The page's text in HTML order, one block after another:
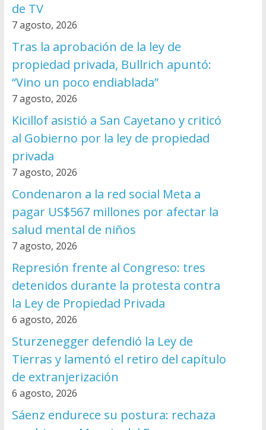
de TV
7 agosto, 2026
Tras la aprobación de la ley de
propiedad privada, Bullrich apuntó:
“Vino un poco endiablada”
7 agosto, 2026
Kicillof asistió a San Cayetano y criticó
al Gobierno por la ley de propiedad
privada
7 agosto, 2026
Condenaron a la red social Meta a
pagar US$567 millones por afectar la
salud mental de niños
7 agosto, 2026
Represión frente al Congreso: tres
detenidos durante la protesta contra
la Ley de Propiedad Privada
6 agosto, 2026
Sturzenegger defendió la Ley de
Tierras y lamentó el retiro del capítulo
de extranjerización
6 agosto, 2026
Sáenz endurece su postura: rechaza